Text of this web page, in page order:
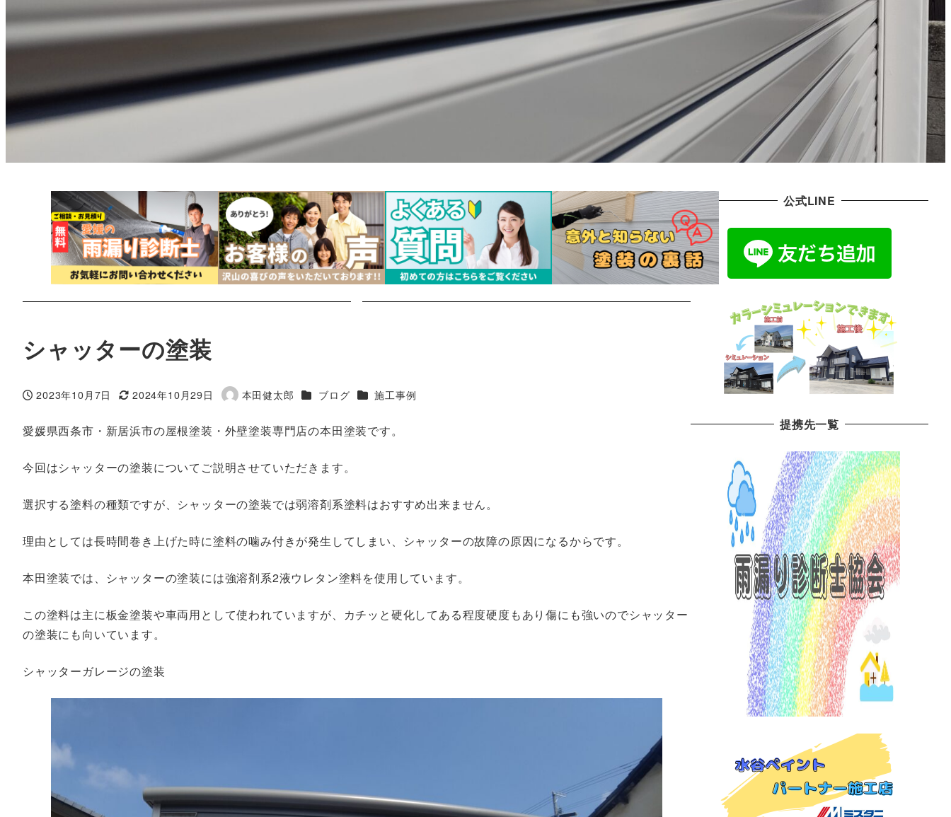
シャッターの塗装
投稿日
2023年10月7日
更新日
2024年10月29日
著
本田健太郎 カテゴリー
ブログ カテゴリー
施工事例
愛媛県西条市・新居浜市の屋根塗装・外壁塗装専門店の本田塗装です。
今回はシャッターの塗装についてご説明させていただきます。
選択する塗料の種類ですが、シャッターの塗装では弱溶剤系塗料はおすすめ出来ません。
理由としては長時間巻き上げた時に塗料の噛み付きが発生してしまい、シャッターの故障の原因になるからです。
本田塗装では、シャッターの塗装には強溶剤系2液ウレタン塗料を使用しています。
この塗料は主に板金塗装や車両用として使われていますが、カチッと硬化してある程度硬度もあり傷にも強いのでシャッター
の塗装にも向いています。
シャッターガレージの塗装
公式LINE
提携先一覧